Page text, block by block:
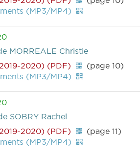
(MP3/MP4)
MORREALE Christie
2020) (PDF)
(page 10)
(MP3/MP4)
SOBRY Rachel
2020) (PDF)
(page 11)
(MP3/MP4)